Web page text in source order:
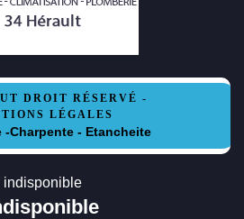
DROIT RÉSERVÉ -
LÉGALES
-Charpente - Etancheite
indisponible